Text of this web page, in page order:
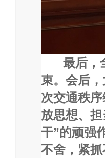
最后，
束。会后
次交通秩
放思想、
干”的顽强
不舍，紧